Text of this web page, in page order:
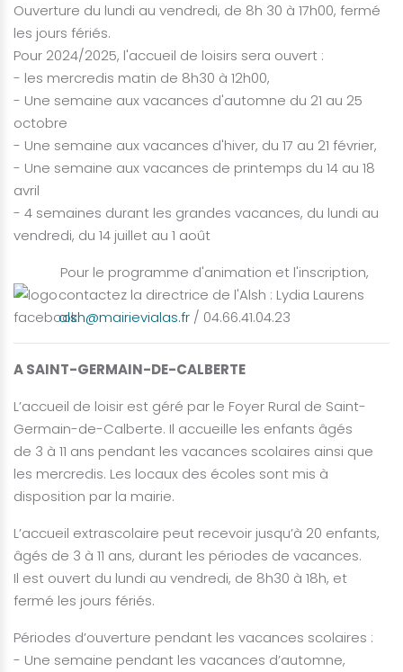
Ouverture du lundi au vendredi, de 8h 30 à 17h00, fermé
les jours fériés.
Pour 2024/2025, l'accueil de loisirs sera ouvert :
- les mercredis matin de 8h30 à 12h00,
- Une semaine aux vacances d'automne du 21 au 25
octobre
- Une semaine aux vacances d'hiver, du 17 au 21 février,
- Une semaine aux vacances de printemps du 14 au 18
avril
- 4 semaines durant les grandes vacances, du lundi au
vendredi, du 14 juillet au 1 août
Pour le programme d'animation et l'inscription,
contactez la directrice de l'Alsh : Lydia Laurens
alsh@mairievialas.fr / 04.66.41.04.23
A SAINT-GERMAIN-DE-CALBERTE
L’accueil de loisir est géré par le Foyer Rural de Saint-
Germain-de-Calberte. Il accueille les enfants âgés
de 3 à 11 ans pendant les vacances scolaires ainsi que
les mercredis. Les locaux des écoles sont mis à
disposition par la mairie.
L’accueil extrascolaire peut recevoir jusqu’à 20 enfants,
âgés de 3 à 11 ans, durant les périodes de vacances.
Il est ouvert du lundi au vendredi, de 8h30 à 18h, et
fermé les jours fériés.
Périodes d’ouverture pendant les vacances scolaires :
- Une semaine pendant les vacances d’automne,